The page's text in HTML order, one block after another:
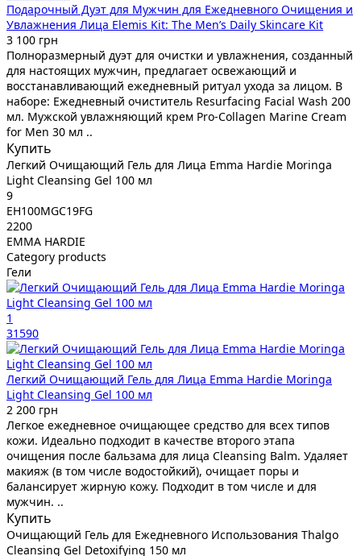
Подарочный Дуэт для Мужчин для Ежедневного Очищения и
Увлажнения Лица Elemis Kit: The Men’s Daily Skincare Kit
3 100 грн
Полноразмерный дуэт для очистки и увлажнения, созданный
для настоящих мужчин, предлагает освежающий и
восстанавливающий ежедневный ритуал ухода за лицом. В
наборе: Ежедневный очиститель Resurfacing Facial Wash 200
мл. Мужской увлажняющий крем Pro-Collagen Marine Cream
for Men 30 мл ..
Купить
Легкий Очищающий Гель для Лица Emma Hardie Moringa
Light Cleansing Gel 100 мл
9
EH100MGC19FG
2200
EMMA HARDIE
Category products
Гели
1
31590
Легкий Очищающий Гель для Лица Emma Hardie Moringa
Light Cleansing Gel 100 мл
2 200 грн
Легкое ежедневное очищающее средство для всех типов
кожи. Идеально подходит в качестве второго этапа
очищения после бальзама для лица Cleansing Balm. Удаляет
макияж (в том числе водостойкий), очищает поры и
балансирует жирную кожу. Подходит в том числе и для
мужчин. ..
Купить
Очищающий Гель для Ежедневного Использования Thalgo
Cleansing Gel Detoxifying 150 мл